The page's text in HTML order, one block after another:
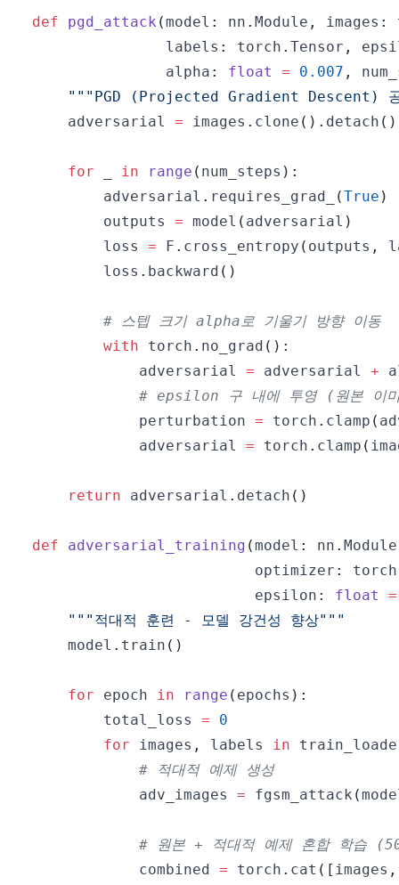
def pgd_attack (model : nn . Module , images :
               labels
: torch . Tensor ,
               alpha
: float = 0.007 ,
"""PGD (Projected Gradient Descent)
    adversarial
= images . clone ( ) . detach ( )
for in range ( num_steps ) :
        adversarial
. requires_grad_ (True )
        outputs
= model ( adversarial )
        loss
= F . cross_entropy ( outputs ,
        loss
. backward ( )
# 스텝 크기 alpha로 기울기 방향 이동
with torch . no_grad ( ) :
            adversarial
= adversarial +
# epsilon 구 내에 투영 (원본 이
            perturbation
= torch . clamp (
            adversarial
= torch . clamp (
return adversarial . detach ( )
def adversarial_training (model : nn . Module
                         optimizer
: torch
                         epsilon
: float
=
"""적대적 훈련 - 모델 강건성 향상"""
    model
. train ( )
for epoch in range ( epochs ) :
        total_loss
=
0
for images , labels in
# 적대적 예제 생성
            adv_images
= fgsm_attack (
# 원본 + 적대적 예제 혼합 학습
            combined
= torch . cat ( [ images ,